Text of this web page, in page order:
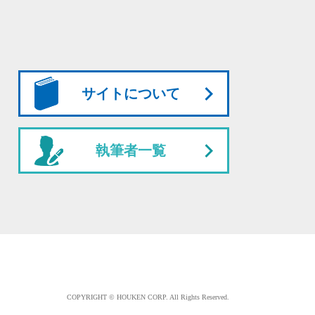
サイトについて
執筆者一覧
COPYRIGHT © HOUKEN CORP. All Rights Reserved.